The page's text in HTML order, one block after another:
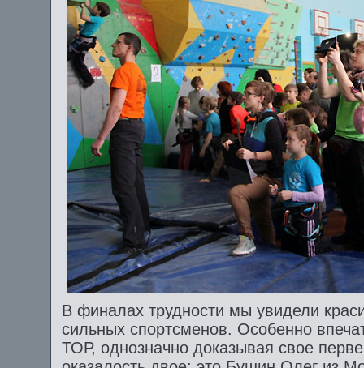
В финалах трудности мы увидели
сильных спортсменов. Особенно
ТОР, однозначно доказывая свое